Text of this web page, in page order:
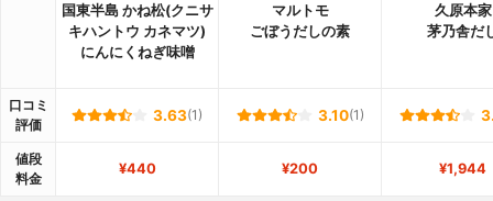
国東半島 かね松(クニサ
キハントウ カネマツ)
にんにくねぎ味噌
マルトモ
ごぼうだしの素
久原本家
茅乃舎だ
口コミ
評価
3.63(1) 3.10(1)
値段
料金
¥440 ¥200 ¥1,944